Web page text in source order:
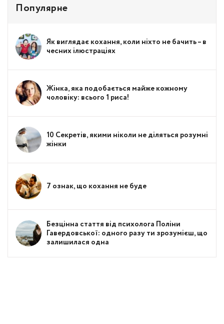
Популярне
Як виглядає кохання, коли ніхто не бачить – в
чесних ілюстраціях
Жінка, яка подобається майже кожному
чоловіку: всього 1 риса!
10 Секретів, якими ніколи не діляться розумні
жінки
7 ознак, що кохання не буде
Безцінна стаття від психолога Поліни
Гавердовської: одного разу ти зрозумієш, що
залишилася одна